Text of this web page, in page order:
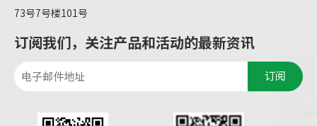
73号7号楼101号
订阅我们，关注产品和活动的最新资讯
订阅